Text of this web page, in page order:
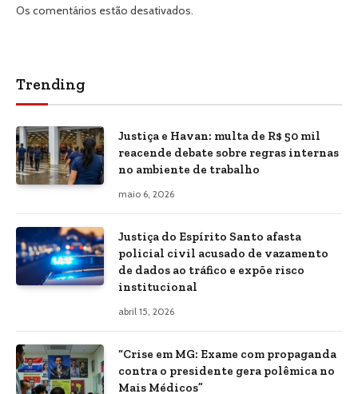
Os comentários estão desativados.
Trending
Justiça e Havan: multa de R$ 50 mil
reacende debate sobre regras internas
no ambiente de trabalho
maio 6, 2026
Justiça do Espírito Santo afasta
policial civil acusado de vazamento
de dados ao tráfico e expõe risco
institucional
abril 15, 2026
“Crise em MG: Exame com propaganda
contra o presidente gera polêmica no
Mais Médicos”